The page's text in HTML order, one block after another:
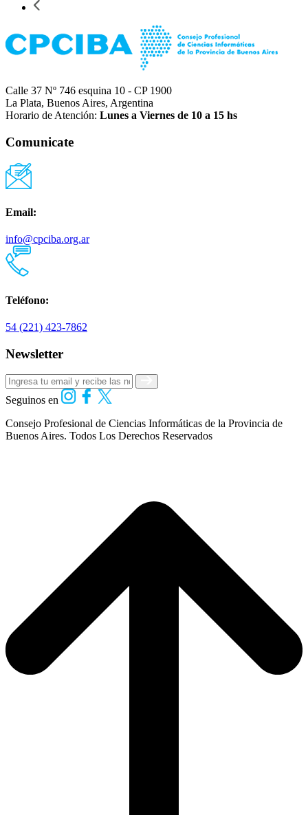
Calle 37 Nº 746 esquina 10 - CP 1900
La Plata, Buenos Aires, Argentina
Horario de Atención: Lunes a Viernes de 10 a 15 hs
Comunicate
Email:
info@cpciba.org.ar
Teléfono:
54 (221) 423-7862
Newsletter
Seguinos en
Consejo Profesional de Ciencias Informáticas de la Provincia de
Buenos Aires. Todos Los Derechos Reservados